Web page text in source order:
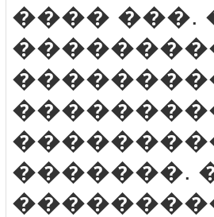
���� ���.
�������.